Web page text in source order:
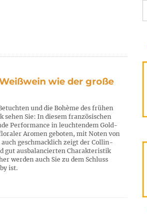
wie der große
und die Bohème des frühen
sehen Sie: In diesem französischen
Performance in leuchtendem Gold-
Aromen geboten, mit Noten von
geschmacklich zeigt der Collin-
gut ausbalancierten Charakteristik
werden auch Sie zu dem Schluss
ist.